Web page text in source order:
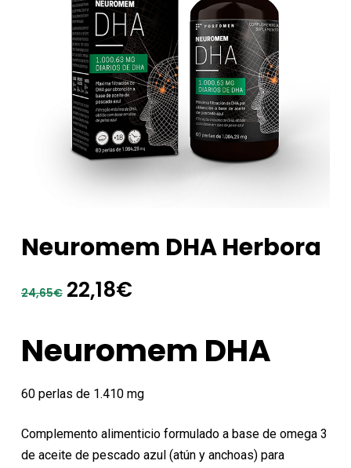
Neuromem DHA Herbora
24,65€ El
era:
22,18€El
es:
Neuromem DHA
60 perlas de 1.410 mg
Complemento alimenticio formulado a base de omega 3
de aceite de pescado azul (atún y anchoas) para